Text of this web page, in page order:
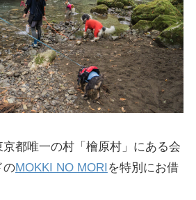
都唯一の村「檜原村」にある会
のMOKKI NO MORI を特別にお借